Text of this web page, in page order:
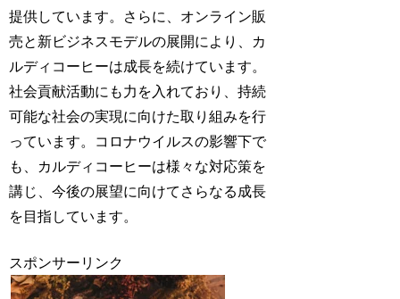
提供しています。さらに、オンライン販
売と新ビジネスモデルの展開により、カ
ルディコーヒーは成長を続けています。
社会貢献活動にも力を入れており、持続
可能な社会の実現に向けた取り組みを行
っています。コロナウイルスの影響下で
も、カルディコーヒーは様々な対応策を
講じ、今後の展望に向けてさらなる成長
を目指しています。
スポンサーリンク